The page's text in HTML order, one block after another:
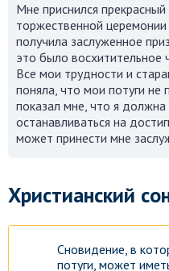
Мне приснился
торжественной церемонии
получила заслуженное
это было восхитительное
Все мои трудности и
поняла, что мои потуги не
показал мне, что я
останавливаться на
может принести мне
Христианский
Сновидение, в
потуги, может